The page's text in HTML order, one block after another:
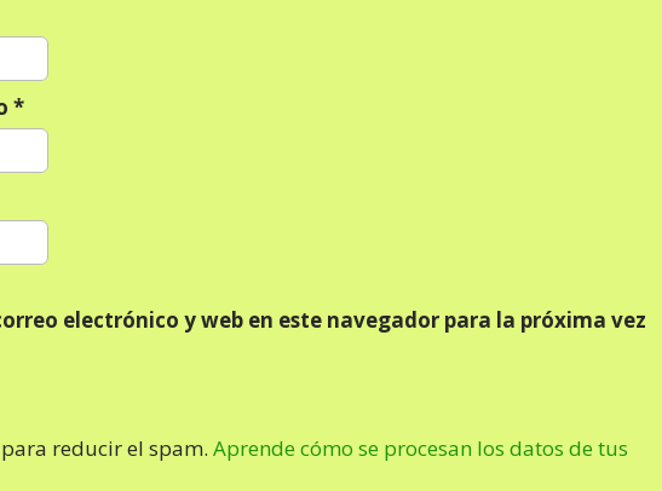
*
electrónico y web en este navegador para la próxima vez
reducir el spam. Aprende cómo se procesan los datos de tus